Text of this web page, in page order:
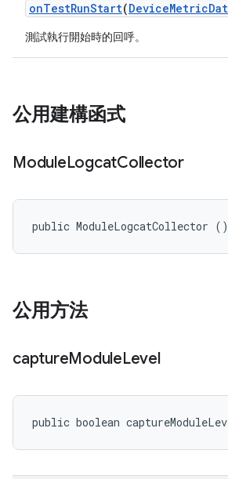
onTestRunStart(DeviceMetric
測試執行開始時的回呼。
公用建構函式
ModuleLogcatCollector
public ModuleLogcatCollector ()
公用方法
captureModuleLevel
public boolean